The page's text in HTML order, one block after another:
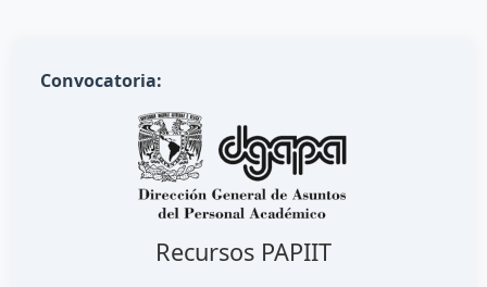
Convocatoria:
Recursos PAPIIT